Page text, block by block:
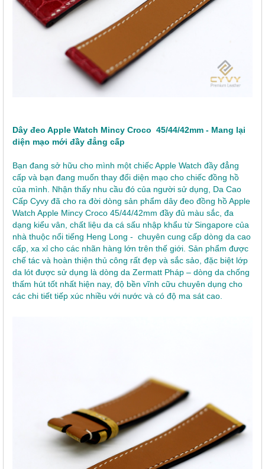
Dây đeo Apple Watch Mincy Croco 45/44/42mm - Mang lại
diện mạo mới đầy đẳng cấp
Bạn đang sở hữu cho mình một chiếc Apple Watch đầy đẳng
cấp và bạn đang muốn thay đổi diện mạo cho chiếc đồng hồ
của mình. Nhận thấy nhu cầu đó của người sử dụng, Da Cao
Cấp Cyvy đã cho ra đời dòng sản phẩm dây đeo đồng hồ Apple
Watch Apple Mincy Croco 45/44/42mm đầy đủ màu sắc, đa
dạng kiểu vân, chất liệu da cá sấu nhập khẩu từ Singapore của
nhà thuộc nổi tiếng Heng Long - chuyên cung cấp dòng da cao
cấp, xa xỉ cho các nhãn hàng lớn trên thế giới. Sản phẩm được
chế tác và hoàn thiện thủ công rất đẹp và sắc sảo, đặc biệt lớp
da lót được sử dụng là dòng da Zermatt Pháp – dòng da chống
thấm hút tốt nhất hiện nay, độ bền vĩnh cữu chuyên dụng cho
các chi tiết tiếp xúc nhiều với nước và có độ ma sát cao.